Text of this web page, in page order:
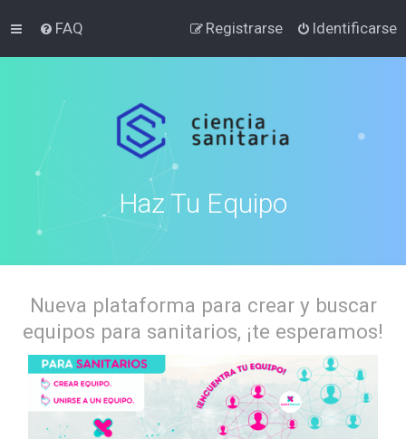
FAQ Identificarse
Registrarse
Haz Tu Equipo
Nueva plataforma para crear y buscar
equipos para sanitarios, ¡te esperamos!